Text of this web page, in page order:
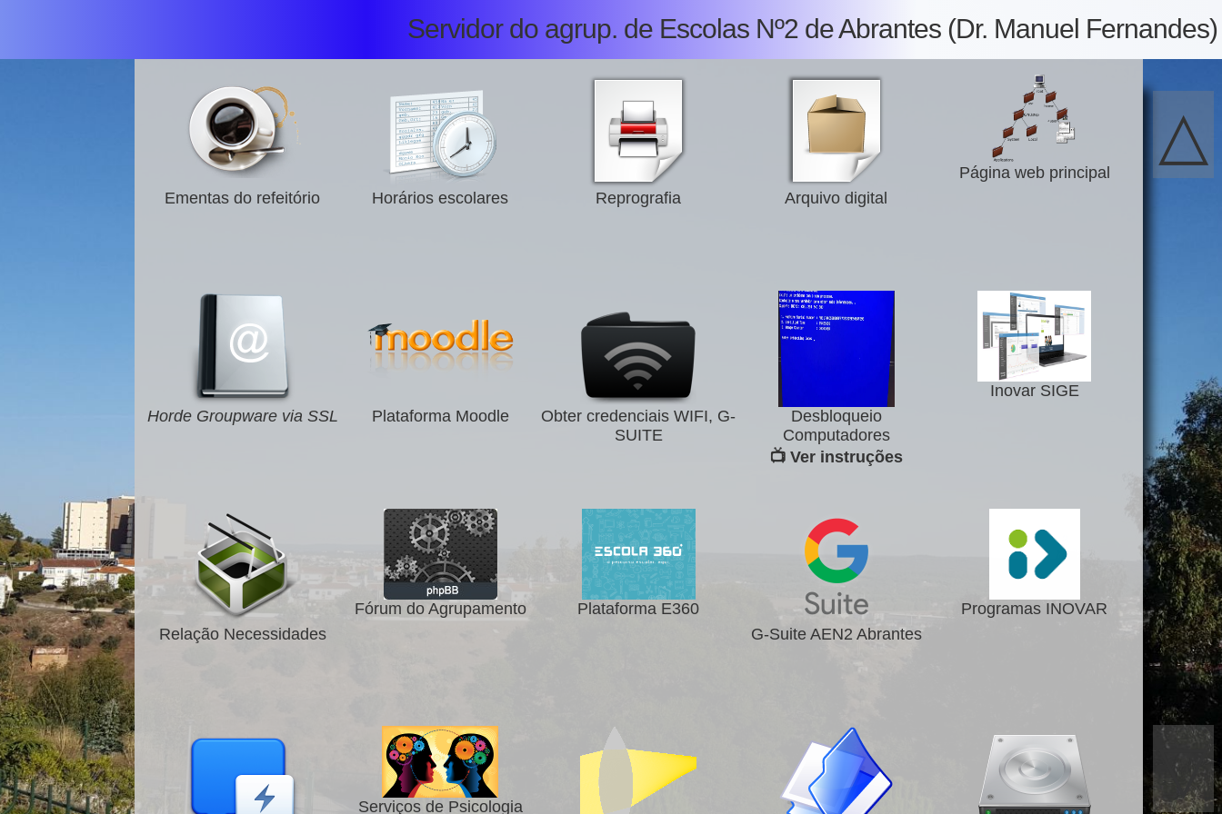
Servidor do agrup. de Escolas Nº2 de Abrantes (Dr. Manuel Fernandes)
Ementas do refeitório Horários escolares Reprografia Arquivo digital
Página web principal
Horde Groupware via SSL Plataforma Moodle
Obter credenciais WIFI, G-
SUITE
Desbloqueio
Computadores
📺 Ver instruções
Inovar SIGE
Relação Necessidades
Fórum do Agrupamento
Plataforma E360
G-Suite AEN2 Abrantes
Programas INOVAR
Serviços de Psicologia
△
▽